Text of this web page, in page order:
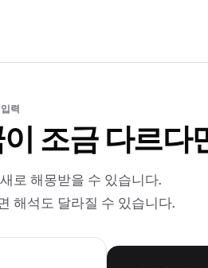
력
조금 다르다
로 해몽받을 수 있습니다.
해석도 달라질 수 있습니다.